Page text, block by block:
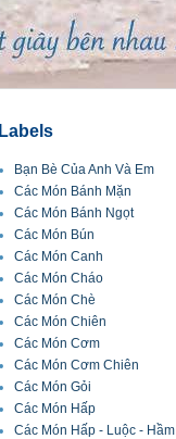
Labels
Bạn Bè Của Anh Và Em
Các Món Bánh Mặn
Các Món Bánh Ngọt
Các Món Bún
Các Món Canh
Các Món Cháo
Các Món Chè
Các Món Chiên
Các Món Cơm
Các Món Cơm Chiên
Các Món Gỏi
Các Món Hấp
Các Món Hấp - Luộc - Hầm